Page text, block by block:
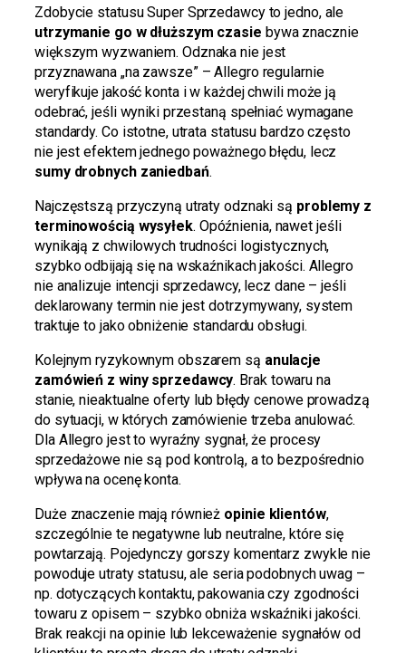
Zdobycie statusu Super Sprzedawcy to jedno, ale
utrzymanie go w dłuższym czasie bywa znacznie
większym wyzwaniem. Odznaka nie jest
przyznawana „na zawsze” – Allegro regularnie
weryfikuje jakość konta i w każdej chwili może ją
odebrać, jeśli wyniki przestaną spełniać wymagane
standardy. Co istotne, utrata statusu bardzo często
nie jest efektem jednego poważnego błędu, lecz
sumy drobnych zaniedbań.
Najczęstszą przyczyną utraty odznaki są problemy z
terminowością wysyłek. Opóźnienia, nawet jeśli
wynikają z chwilowych trudności logistycznych,
szybko odbijają się na wskaźnikach jakości. Allegro
nie analizuje intencji sprzedawcy, lecz dane – jeśli
deklarowany termin nie jest dotrzymywany, system
traktuje to jako obniżenie standardu obsługi.
Kolejnym ryzykownym obszarem są anulacje
zamówień z winy sprzedawcy. Brak towaru na
stanie, nieaktualne oferty lub błędy cenowe prowadzą
do sytuacji, w których zamówienie trzeba anulować.
Dla Allegro jest to wyraźny sygnał, że procesy
sprzedażowe nie są pod kontrolą, a to bezpośrednio
wpływa na ocenę konta.
Duże znaczenie mają również opinie klientów,
szczególnie te negatywne lub neutralne, które się
powtarzają. Pojedynczy gorszy komentarz zwykle nie
powoduje utraty statusu, ale seria podobnych uwag –
np. dotyczących kontaktu, pakowania czy zgodności
towaru z opisem – szybko obniża wskaźniki jakości.
Brak reakcji na opinie lub lekceważenie sygnałów od